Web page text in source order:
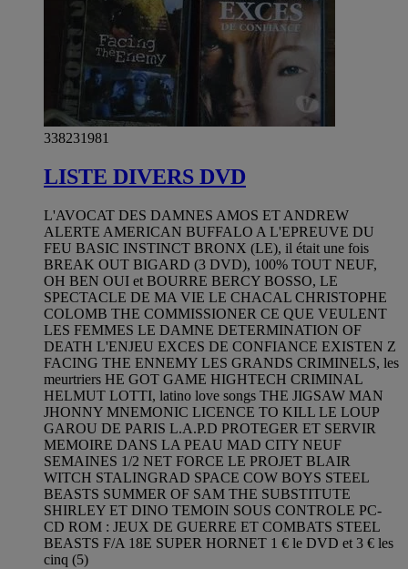
338231981
LISTE DIVERS DVD
L'AVOCAT DES DAMNES AMOS ET ANDREW
ALERTE AMERICAN BUFFALO A L'EPREUVE DU
FEU BASIC INSTINCT BRONX (LE), il était une fois
BREAK OUT BIGARD (3 DVD), 100% TOUT NEUF,
OH BEN OUI et BOURRE BERCY BOSSO, LE
SPECTACLE DE MA VIE LE CHACAL CHRISTOPHE
COLOMB THE COMMISSIONER CE QUE VEULENT
LES FEMMES LE DAMNE DETERMINATION OF
DEATH L'ENJEU EXCES DE CONFIANCE EXISTEN Z
FACING THE ENNEMY LES GRANDS CRIMINELS, les
meurtriers HE GOT GAME HIGHTECH CRIMINAL
HELMUT LOTTI, latino love songs THE JIGSAW MAN
JHONNY MNEMONIC LICENCE TO KILL LE LOUP
GAROU DE PARIS L.A.P.D PROTEGER ET SERVIR
MEMOIRE DANS LA PEAU MAD CITY NEUF
SEMAINES 1/2 NET FORCE LE PROJET BLAIR
WITCH STALINGRAD SPACE COW BOYS STEEL
BEASTS SUMMER OF SAM THE SUBSTITUTE
SHIRLEY ET DINO TEMOIN SOUS CONTROLE PC-
CD ROM : JEUX DE GUERRE ET COMBATS STEEL
BEASTS F/A 18E SUPER HORNET 1 € le DVD et 3 € les
cinq (5)